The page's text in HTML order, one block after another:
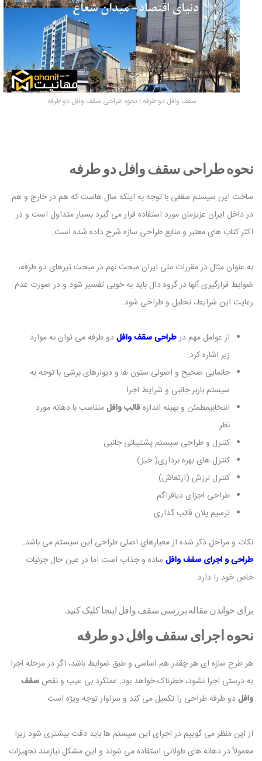
سقف وافل دو طرفه | نحوه طراحی سقف وافل دو طرفه
نحوه طراحی سقف وافل دو طرفه
ساخت این سیستم سقفی با توجه به اینکه سال هاست که هم در خارج و هم
در داخل ایران عزیزمان مورد استفاده قرار می گیرد بسیار متداول است و در
اکثر کتاب های معتبر و منابع طراحی سازه شرح داده شده است.
به عنوان مثال در مقررات ملی ایران مبحث نهم در مبحث تیرهای دو طرفه،
ضوابط قرارگیری آنها در گروه دال باید به خوبی تفسیر شود و در صورت عدم
رعایت این شرایط، تحلیل و طراحی شود.
از عوامل مهم درطراحی سقف وافلدو طرفه می توان به موارد
زیر اشاره کرد:
جانمایی صحیح و اصولی ستون ها و دیوارهای برشی با توجه به
سیستم باربر جانبی و شرایط اجرا
انتخابیمطمئن و بهینه اندازهقالب وافلمتناسب با دهانه مورد
نظر
کنترل و طراحی سیستم پشتیبانی جانبی
کنترل های بهره برداری( خیز)
کنترل لرزش (ارتعاش)
طراحی اجزای دیافراگم
ترسیم پلان قالب گذاری
نکات و مراحل ذکر شده از معیارهای اصلی طراحی این سیستم می باشد.
طراحی و اجرای سقف وافل ساده و جذاب است اما در عین حال جزئیات
خاص خود را دارد.
برای خواندن مقاله بررسی سقف وافل اینجا کلیک کنید.
نحوه اجرای سقف وافل دو طرفه
هر طرح سازه ای هر چقدر هم اساسی و طبق ضوابط باشد، اگر در مرحله اجرا
به درستی اجرا نشود، خطرناک خواهد بود. عملکرد بی عیب و نقص سقف
وافلدو طرفه طراحی را تکمیل می کند و سزاوار توجه ویژه است.
از این منظر می گوییم در اجرای این سیستم ها باید دقت بیشتری شود زیرا
معمولاً در دهانه های طولانی استفاده می شوند و این مشکل نیازمند تجهیزات